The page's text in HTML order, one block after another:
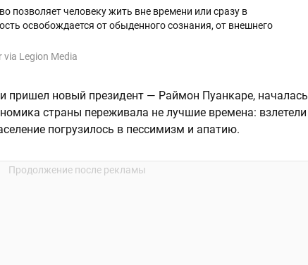
позволяет человеку жить вне времени или сразу в
освобождается от обыденного сознания, от внешнего
via Legion Media
пришел новый президент — Раймон Пуанкаре, началась
страны переживала не лучшие времена: взлетели
погрузилось в пессимизм и апатию.